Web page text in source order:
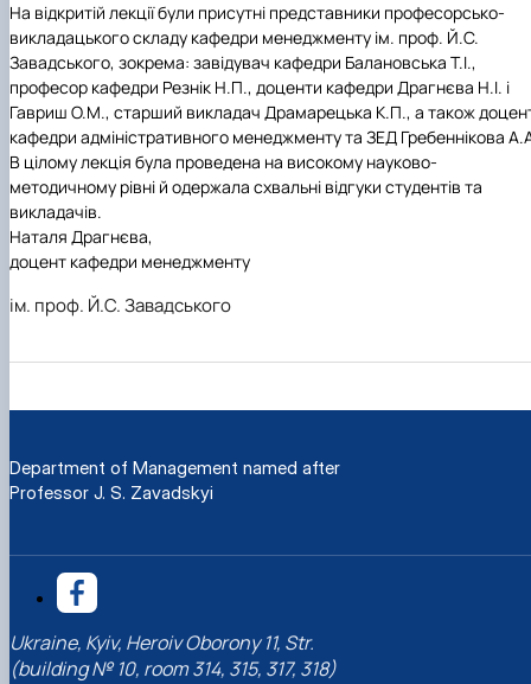
На відкритій лекції були присутні представники професорсько-
викладацького складу кафедри менеджменту ім. проф. Й.С.
Завадського, зокрема: завідувач кафедри Балановська Т.І.,
професор кафедри Резнік Н.П., доценти кафедри Драгнєва Н.І. і
Гавриш О.М., старший викладач Драмарецька К.П., а також
кафедри адміністративного менеджменту та ЗЕД Гребеннікова
В цілому лекція була проведена на високому науково-
методичному рівні й одержала схвальні відгуки студентів та
викладачів.
Наталя Драгнєва,
доцент кафедри менеджменту
ім. проф. Й.С. Завадського
Department of Management named after
Professor J. S. Zavadskyi
Ukraine, Kyiv, Heroiv Oborony 11, Str.
(building № 10, room 314, 315, 317, 318)